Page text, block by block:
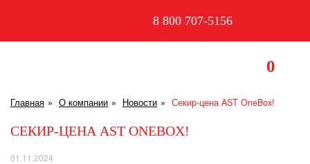
8 800 707-5156
0
Главная О компании Новости Секир-цена AST OneBox!
СЕКИР-ЦЕНА AST ONEBOX!
01.11.2024